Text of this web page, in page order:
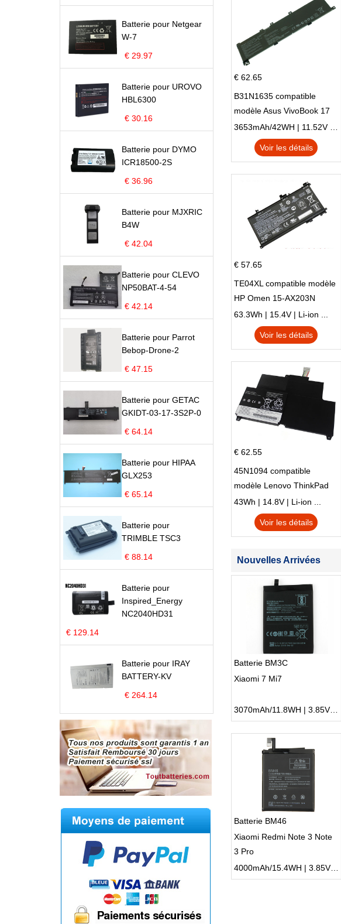
Batterie pour Netgear
W-7
€ 29.97
Batterie pour UROVO
HBL6300
€ 30.16
Batterie pour DYMO
ICR18500-2S
€ 36.96
Batterie pour MJXRIC
B4W
€ 42.04
Batterie pour CLEVO
NP50BAT-4-54
€ 42.14
Batterie pour Parrot
Bebop-Drone-2
€ 47.15
Batterie pour GETAC
GKIDT-03-17-3S2P-0
€ 64.14
Batterie pour HIPAA
GLX253
€ 65.14
Batterie pour
TRIMBLE TSC3
€ 88.14
Batterie pour
Inspired_Energy
NC2040HD31
€ 129.14
Batterie pour IRAY
BATTERY-KV
€ 264.14
€ 62.65
B31N1635 compatible
modèle Asus VivoBook 17
X705NC X705UA X705UV
X705UN X705UD
Voir les détails
€ 57.65
TE04XL compatible modèle
HP Omen 15-AX203N
Omen 15 Series Pavilion 15
Series
63.3Wh | 15.4V | Li-ion ...
Voir les détails
€ 62.55
45N1094 compatible
modèle Lenovo ThinkPad
Edge S230u Twist
43Wh | 14.8V | Li-ion ...
Voir les détails
Nouvelles Arrivées
Batterie BM3C
Xiaomi 7 Mi7
3070mAh/11.8WH | 3.85V | Li-ion ...
Batterie BM46
Xiaomi Redmi Note 3 Note
3 Pro
4000mAh/15.4WH | 3.85V | Li-ion ...